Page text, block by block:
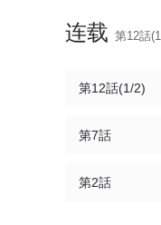
连载 第12話
第12話(1/2)
第7話
第2話